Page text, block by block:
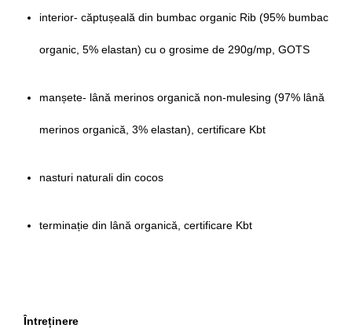
interior- căptușeală din bumbac organic Rib (95% bumbac
organic, 5% elastan) cu o grosime de 290g/mp, GOTS
manșete- lână merinos organică non-mulesing (97% lână
merinos organică, 3% elastan), certificare Kbt
nasturi naturali din cocos
terminație din lână organică, certificare Kbt
Întreținere